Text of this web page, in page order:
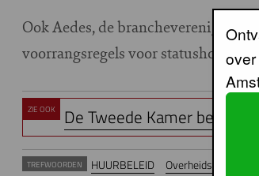
Ook Aedes, de branchevereniging
voorrangsregels voor statushouders
ZIE OOK De Tweede Kamer
TREFWOORDEN HUURBELEID Overheidsbeleid